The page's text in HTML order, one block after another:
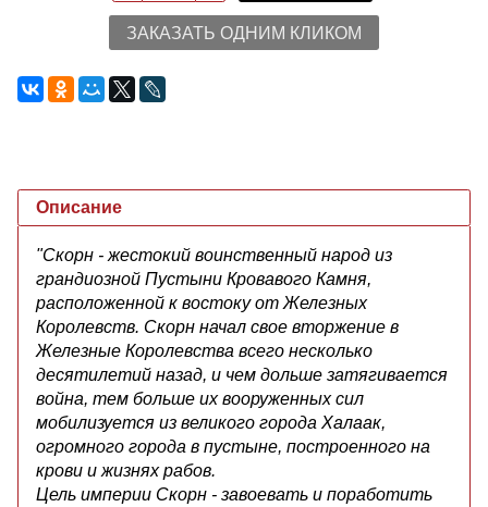
ЗАКАЗАТЬ ОДНИМ КЛИКОМ
Описание
"Скорн - жестокий воинственный народ из
грандиозной Пустыни Кровавого Камня,
расположенной к востоку от Железных
Королевств. Скорн начал свое вторжение в
Железные Королевства всего несколько
десятилетий назад, и чем дольше затягивается
война, тем больше их вооруженных сил
мобилизуется из великого города Халаак,
огромного города в пустыне, построенного на
крови и жизнях рабов.
Цель империи Скорн - завоевать и поработить